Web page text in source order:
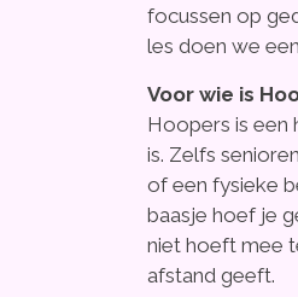
focussen op
les doen we
Voor wie is
Hoopers is een
is. Zelfs
of een fysieke
baasje hoef je
niet hoeft mee
afstand geeft.